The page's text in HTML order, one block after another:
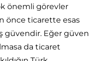
önemli görevler
önce ticarette esas
güvendir. Eğer güven
da ticaret